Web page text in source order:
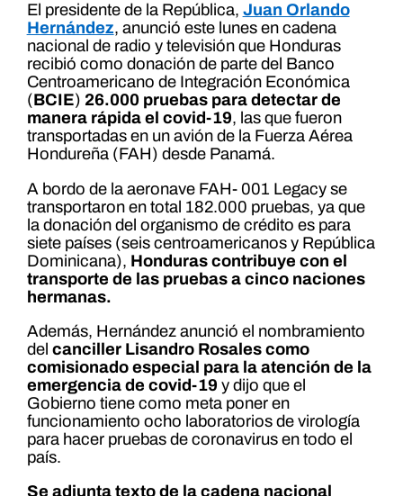
El presidente de la República, Juan Orlando
Hernández, anunció este lunes en cadena
nacional de radio y televisión que Honduras
recibió como donación de parte del Banco
Centroamericano de Integración Económica
(BCIE) 26.000 pruebas para detectar de
manera rápida el covid-19, las que fueron
transportadas en un avión de la Fuerza Aérea
Hondureña (FAH) desde Panamá.
A bordo de la aeronave FAH- 001 Legacy se
transportaron en total 182.000 pruebas, ya que
la donación del organismo de crédito es para
siete países (seis centroamericanos y República
Dominicana), Honduras contribuye con el
transporte de las pruebas a cinco naciones
hermanas.
Además, Hernández anunció el nombramiento
del canciller Lisandro Rosales como
comisionado especial para la atención de la
emergencia de covid-19 y dijo que el
Gobierno tiene como meta poner en
funcionamiento ocho laboratorios de virología
para hacer pruebas de coronavirus en todo el
país.
Se adjunta texto de la cadena nacional